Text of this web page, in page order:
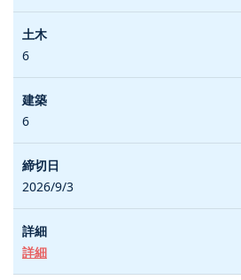
6
6
2026/9/3
詳細